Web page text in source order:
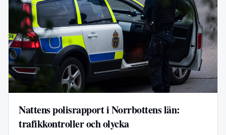
Nattens polisrapport i Norrbottens län:
trafikkontroller och olycka